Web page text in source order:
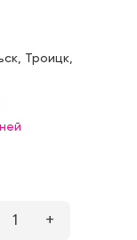
Троицк
1 +